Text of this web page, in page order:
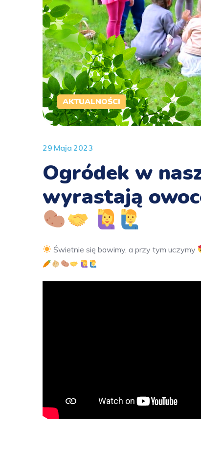
AKTUALNOŚCI
29 Maja 2023
Ogródek w
wyrastają
Świetnie się bawimy, a przy tym uczymy